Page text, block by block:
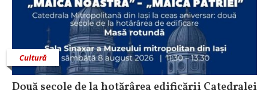
Cultură
Două secole de la hotărârea edificării Catedralei